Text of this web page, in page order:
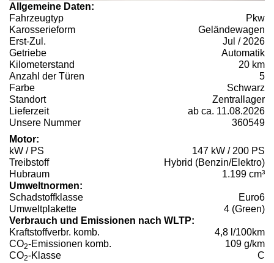
Allgemeine Daten:
Fahrzeugtyp
Pkw
Karosserieform
Geländewagen
Erst-Zul.
Jul / 2026
Getriebe
Automatik
Kilometerstand
20 km
Anzahl der Türen
5
Farbe
Schwarz
Standort
Zentrallager
Lieferzeit
ab ca. 11.08.2026
Unsere Nummer
360549
Motor:
kW / PS
147 kW / 200 PS
Treibstoff
Hybrid (Benzin/Elektro)
Hubraum
1.199 cm³
Umweltnormen:
Schadstoffklasse
Euro6
Umweltplakette
4 (Green)
Verbrauch und Emissionen nach WLTP:
Kraftstoffverbr. komb.
4,8 l/100km
CO2-Emissionen komb.
109 g/km
CO2-Klasse C